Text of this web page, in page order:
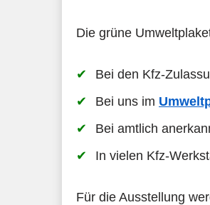
Die grüne
Bei den Kfz-
Bei uns im
Bei amtlich
In vielen Kfz-
Für die Ausstellung